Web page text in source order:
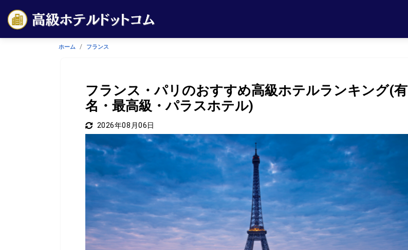
ホーム フランス
フランス・パリのおすすめ高級ホテルランキング(有
名・最高級・パラスホテル)
2026年08月06日